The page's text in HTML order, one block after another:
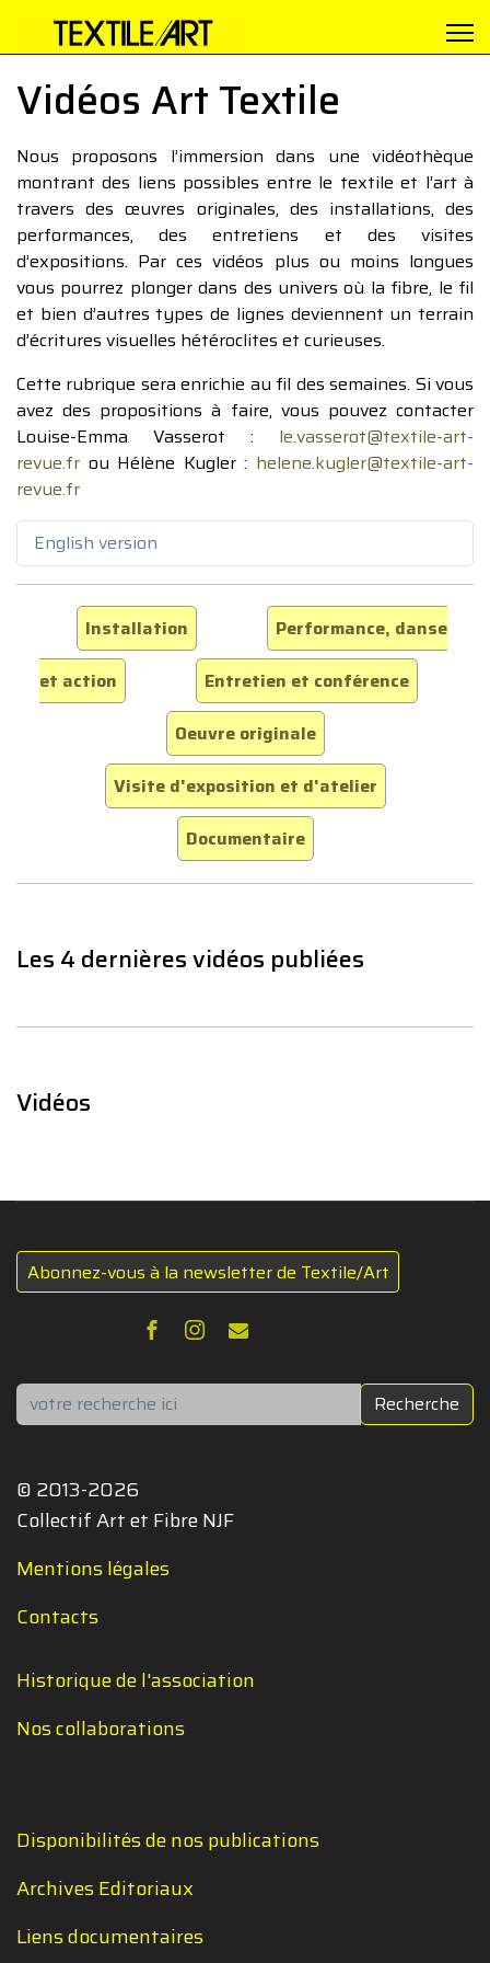
Vidéos Art Textile
Nous proposons l’immersion dans une vidéothèque
montrant des liens possibles entre le textile et l’art à
travers des œuvres originales, des installations, des
performances, des entretiens et des visites
d’expositions. Par ces vidéos plus ou moins longues
vous pourrez plonger dans des univers où la fibre, le fil
et bien d’autres types de lignes deviennent un terrain
d’écritures visuelles hétéroclites et curieuses.
Cette rubrique sera enrichie au fil des semaines. Si vous
avez des propositions à faire, vous pouvez contacter
Louise-Emma Vasserot : le.vasserot@textile-art-
revue.fr ou Hélène Kugler : helene.kugler@textile-art-
revue.fr
English version
Installation
Performance, danse
et action
Entretien et conférence
Oeuvre originale
Visite d'exposition et d'atelier
Documentaire
Les 4 dernières vidéos publiées
Vidéos
Abonnez-vous à la newsletter de Textile/Art
Rechercher Recherche
© 2013-2026
Collectif Art et Fibre NJF
Mentions légales
Contacts
Historique de l'association
Nos collaborations
Disponibilités de nos publications
Archives Editoriaux
Liens documentaires